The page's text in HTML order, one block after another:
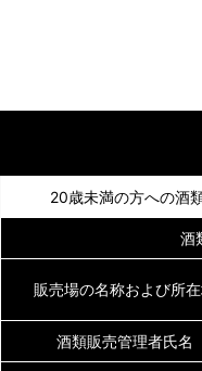
20歳未満の方への酒
酒
販売場の名称および所
酒類販売管理者氏名